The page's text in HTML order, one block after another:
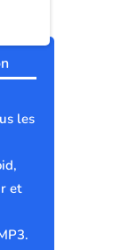
les
et